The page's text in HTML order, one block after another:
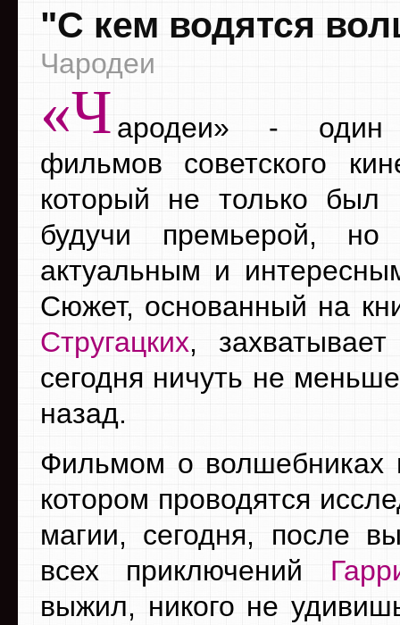
"С кем водятся
Чародеи
«Ч ародеи» -
фильмов советского
который не только был
будучи премьерой,
актуальным и
Сюжет, основанный на
Стругацких,
сегодня ничуть не
назад.
Фильмом о
котором проводятся
магии, сегодня, после
всех приключений
выжил, никого не